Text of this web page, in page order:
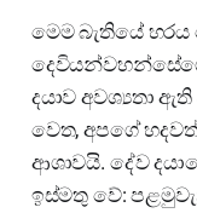
මෙම බැතියේ
දෙවියන්වහන්සේගේ
දයාව අවශ්‍යතා
වෙත, අපගේ
ආශාවයි. දේව
ඉස්මතු වේ: